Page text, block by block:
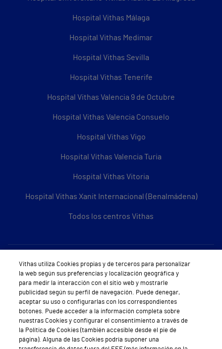
Hospital Vithas Málaga
Hospital Vithas Medimar
Hospital Vithas Sevilla
Hospital Vithas Tenerife
Hospital Vithas Valencia 9 de Octubre
Hospital Vithas Valencia Consuelo
Hospital Vithas Vigo
Hospital Vithas Valencia Turia
Hospital Vithas Vitoria
Hospital Vithas Xanit Internacional (Benalmádena)
Todos los centros Vithas
Sobre Vithas
Quiénes somos
Trabajar en Vithas
Teléfono Cita Médica
Teléfono Atención al Cliente
Vithas utiliza Cookies propias y de terceros para personalizar
la web según sus preferencias y localización geográfica y
para medir la interacción con el sitio web y mostrarle
publicidad según su perfil de navegación. Puede denegar,
aceptar su uso o configurarlas con los correspondientes
botones. Puede acceder a la información completa sobre
nuestras Cookies y configurar el consentimiento a través de
la Política de Cookies (también accesible desde el pie de
página). Alguna de las Cookies podría suponer una